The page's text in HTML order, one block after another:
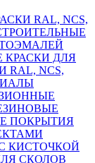
RAL, NCS,
КРАСКИ ДЛЯ
NCS,
ПОКРЫТИЯ
КИСТОЧКОЙ
СКОЛОВ